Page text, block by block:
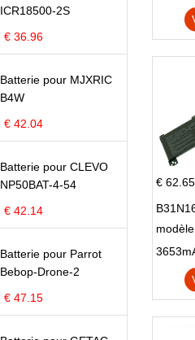
ICR18500-2S
€ 36.96
Batterie pour MJXRIC
B4W
€ 42.04
Batterie pour CLEVO
NP50BAT-4-54
€ 42.14
Batterie pour Parrot
Bebop-Drone-2
€ 47.15
€ 62.65